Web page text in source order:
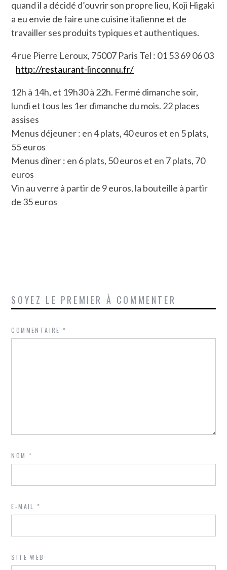
quand il a décidé d’ouvrir son propre lieu, Koji Higaki
a eu envie de faire une cuisine italienne et de
travailler ses produits typiques et authentiques.
4 rue Pierre Leroux, 75007 Paris Tel : 01 53 69 06 03
http://restaurant-linconnu.fr/
12h à 14h, et 19h30 à 22h. Fermé dimanche soir,
lundi et tous les 1er dimanche du mois. 22 places
assises
Menus déjeuner : en 4 plats, 40 euros et en 5 plats,
55 euros
Menus dîner : en 6 plats, 50 euros et en 7 plats, 70
euros
Vin au verre à partir de 9 euros, la bouteille à partir
de 35 euros
SOYEZ LE PREMIER À COMMENTER
COMMENTAIRE*
NOM*
E-MAIL*
SITE WEB